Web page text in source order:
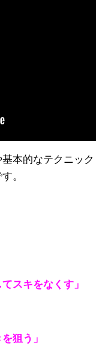
本的なテクニック
。
スキをなくす」
狙う」